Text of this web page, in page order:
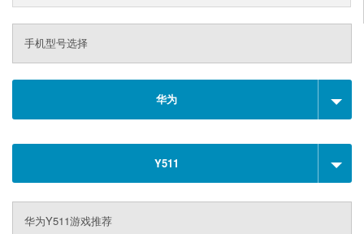
手机型号选择
华为
Y511
华为Y511游戏推荐